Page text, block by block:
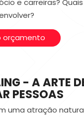
e carreiras?
orçamento
- A ARTE
PESSOAS
uma atração